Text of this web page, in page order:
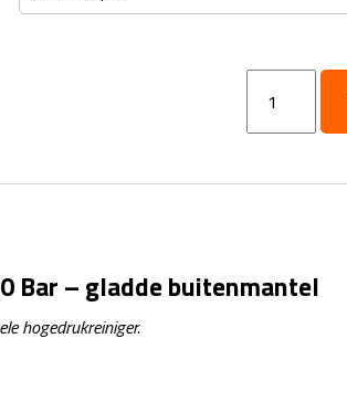
Slang
DN08
aantal
Bar – gladde buitenmantel
hogedrukreiniger.